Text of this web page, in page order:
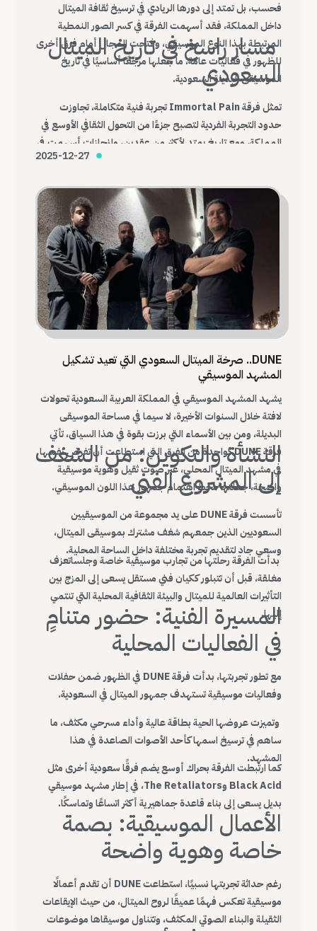
فحسب، بل تمتد إلى دورها الريادي في ترسيخ ثقافة الميتال
داخل المملكة، فقد أسهمت الفرقة في كسر الصور النمطية
المرتبطة بهذا النوع الموسيقي، وفتحت المجال أمام فرق أخرى
للظهور في فعاليات عامة، ما جعلها مرجعًا أساسيًا في تاريخ
الموسيقى البديلة السعودية.
مسار راسخ في تاريخ الميتال
السعودي
تمثل فرقة Immortal Pain تجربة فنية متكاملة، تجاوزت
حدود التجربة الفردية لتصبح جزءًا من التحول الثقافي الأوسع في
المملكة، ومع تاريخ يمتد لأكثر من عقدين، وإنجازات أسهمت في
تغيير شكل المشهد، تظل Immortal Pain واحدة من أهم
2025-12-27
DUNE.. صرخة الميتال السعودي التي تعيد تشكيل
المشهد الموسيقي
يشهد المشهد الموسيقي في المملكة العربية السعودية تحولات
لافتة خلال السنوات الأخيرة، لا سيما في مساحة الموسيقى
البديلة، ومن بين الأسماء التي برزت بقوة في هذا السياق، تأتي
فرقة DUNE كواحدة من الفرق التي استطاعت أن تفرض نفسها
في مشهد الميتال المحلي، عبر صوت ثقيل وهوية موسيقية
واضحة، جعلتها محط اهتمام جمهور هذا اللون الموسيقي.
النشأة والتكوين: من الشغف
إلى المشروع الفني
تأسست فرقة DUNE على يد مجموعة من الموسيقيين
السعوديين الذين جمعهم شغف مشترك بموسيقى الميتال،
وسعي جاد لتقديم تجربة مختلفة داخل الساحة المحلية.
بدأت الفرقة رحلتها من تجارب موسيقية خاصة وجلساتعزف
مغلقة، قبل أن تتبلور ككيان فني مستقل يسعى إلى المزج بين
التأثيرات العالمية للميتال والبيئة الثقافية المحلية التي تنتمي
إليها.
المسيرة الفنية: حضور متنامٍ
في الفعاليات المحلية
مع تطور تجربتها، بدأت فرقة DUNE في الظهور ضمن حفلات
وفعاليات موسيقية تستهدف جمهور الميتال في السعودية.
وتميزت عروضها الحية بطاقة عالية وأداء مسرحي مكثف، ما
ساهم في ترسيخ اسمها كأحد الأصوات الصاعدة في هذا
المشهد.
كما ارتبطت الفرقة بحراك أوسع يضم فرقًا سعودية أخرى مثل
Black Acid وThe Retaliators، في إطار مشهد موسيقي
بديل يسعى إلى بناء قاعدة جماهيرية أكثر اتساعًا وتماسكًا.
الأعمال الموسيقية: بصمة
خاصة وهوية واضحة
رغم حداثة تجربتها نسبيًا، استطاعت DUNE أن تقدم أعمالًا
موسيقية تعكس فهمًا عميقًا لروح الميتال، من حيث الإيقاعات
الثقيلة والبناء الصوتي المكثف، وتتناول موسيقاها موضوعات